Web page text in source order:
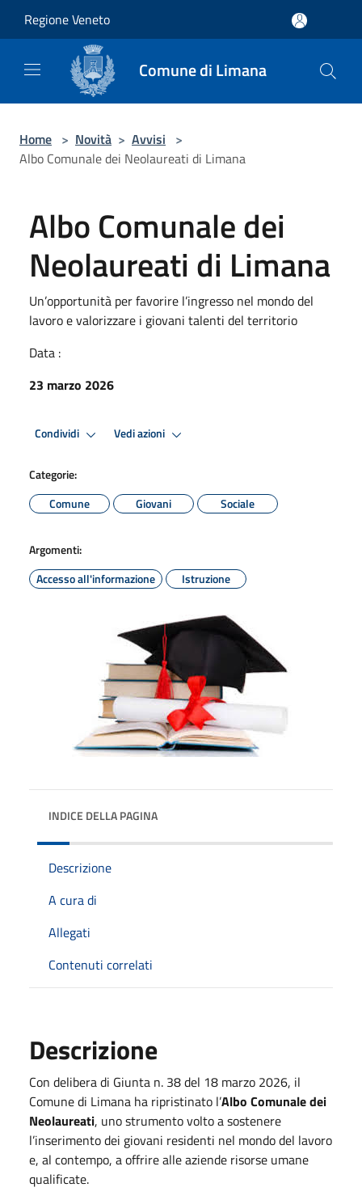
Regione Veneto
Comune di Limana
Home > Novità > Avvisi >
Albo Comunale dei Neolaureati di Limana
Albo Comunale dei
Neolaureati di Limana
Un’opportunità per favorire l’ingresso nel mondo del
lavoro e valorizzare i giovani talenti del territorio
Data :
23 marzo 2026
Condividi Vedi azioni
Categorie:
Comune
Giovani Sociale
Argomenti:
Accesso all'informazione
Istruzione
INDICE DELLA PAGINA
Descrizione
A cura di
Allegati
Contenuti correlati
Descrizione
Con delibera di Giunta n. 38 del 18 marzo 2026, il
Comune di Limana ha ripristinato l’Albo Comunale dei
Neolaureati, uno strumento volto a sostenere
l’inserimento dei giovani residenti nel mondo del lavoro
e, al contempo, a offrire alle aziende risorse umane
qualificate.